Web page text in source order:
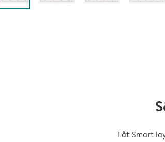
Låt Smart